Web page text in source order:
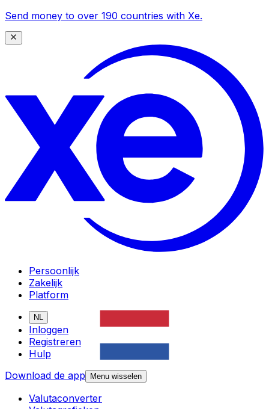
Send money to over 190 countries with Xe.
Persoonlijk
Zakelijk
Platform
NL
Inloggen
Registreren
Hulp
Download de app
Menu wisselen
Valutaconverter